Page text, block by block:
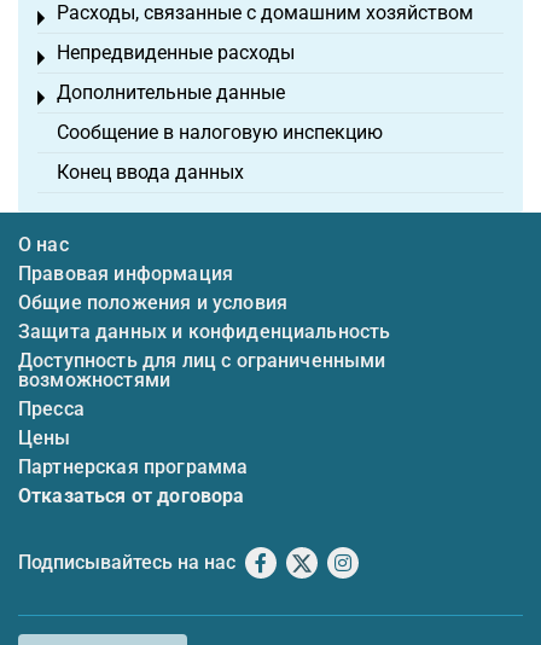
Расходы, связанные с домашним хозяйством
Toggle menu
Непредвиденные расходы
Toggle menu
Дополнительные данные
Toggle menu
Сообщение в налоговую инспекцию
Конец ввода данных
О нас
Правовая информация
Общие положения и условия
Защита данных и конфиденциальность
Доступность для лиц с ограниченными
возможностями
Пресса
Цены
Партнерская программа
Отказаться от договора
Подписывайтесь на нас Facebook
X Instagram